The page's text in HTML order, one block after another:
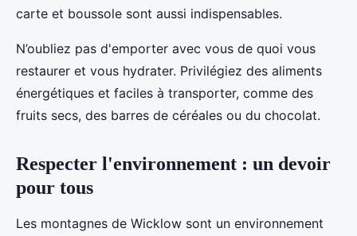
carte et boussole sont aussi indispensables.
N’oubliez pas d'emporter avec vous de quoi vous
restaurer et vous hydrater. Privilégiez des aliments
énergétiques et faciles à transporter, comme des
fruits secs, des barres de céréales ou du chocolat.
Respecter l'environnement : un devoir
pour tous
Les montagnes de Wicklow sont un environnement